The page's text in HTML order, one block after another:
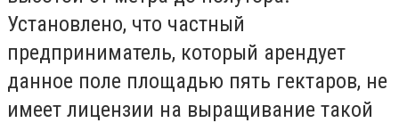
Установлено, что частный
предприниматель, который арендует
данное поле площадью пять гектаров, не
имеет лицензии на выращивание такой